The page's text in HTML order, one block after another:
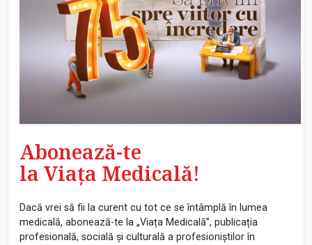
Abonează-te
la Viața Medicală!
Dacă vrei să fii la curent cu tot ce se întâmplă în lumea
medicală, abonează-te la „Viața Medicală”, publicația
profesională, socială și culturală a profesioniștilor în